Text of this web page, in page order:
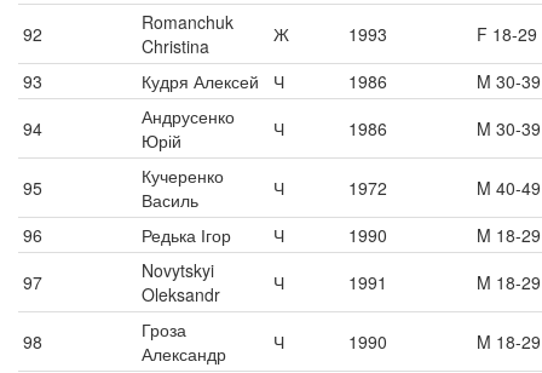
92
Romanchuk
Christina
Ж 1993
F 18-29
93
Кудря Алексей Ч 1986
M 30-39
94
Андрусенко
Юрій
Ч 1986 M 30-39
95
Кучеренко
Василь
Ч 1972
M 40-49
96
Редька Ігор Ч 1990
M 18-29
97
Novytskyi
Oleksandr
Ч 1991 M 18-29
98
Гроза
Александр
Ч 1990 M 18-29